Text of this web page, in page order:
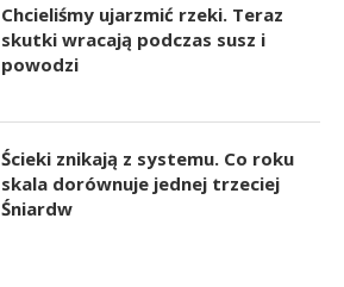
Chcieliśmy ujarzmić rzeki. Teraz
skutki wracają podczas susz i
powodzi
Ścieki znikają z systemu. Co roku
skala dorównuje jednej trzeciej
Śniardw